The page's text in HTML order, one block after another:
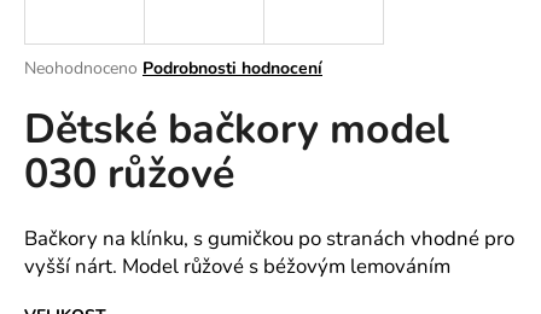
Průměrné
produktu
je
0,0
z
hvězdiček.
Neohodnoceno Podrobnosti hodnocení
Dětské bačkory model
030 růžové
Bačkory na klínku, s gumičkou po stranách vhodné pro
vyšší nárt. Model růžové s béžovým lemováním
j
t
?
HLEDAT